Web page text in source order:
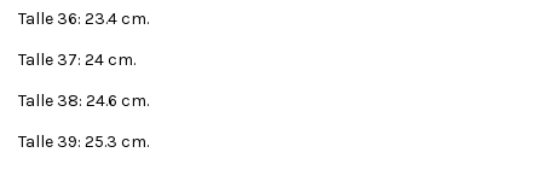
Talle 36: 23.4 cm.
Talle 37: 24 cm.
Talle 38: 24.6 cm.
Talle 39: 25.3 cm.